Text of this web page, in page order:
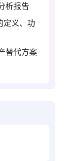
析报告
定义、功
替代方案